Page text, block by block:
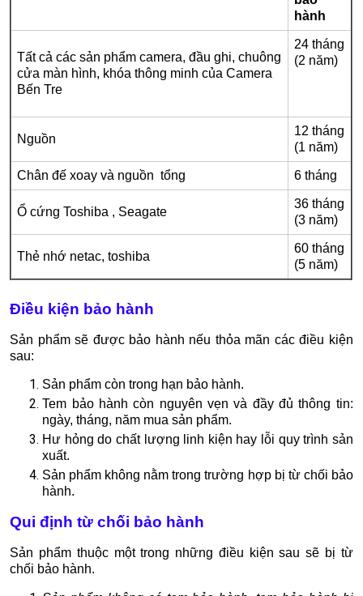
hành
Tất cả các sản phẩm camera, đầu ghi, chuông
cửa màn hình, khóa thông minh của Camera
Bến Tre
24 tháng
(2 năm)
Nguồn
12 tháng
(1 năm)
Chân đế xoay và nguồn tổng 6 tháng
Ổ cứng Toshiba , Seagate
36 tháng
(3 năm)
Thẻ nhớ netac, toshiba
60 tháng
(5 năm)
Điều kiện bảo hành
Sản phẩm sẽ được bảo hành nếu thỏa mãn các điều kiện
sau:
Sản phẩm còn trong hạn bảo hành.
Tem bảo hành còn nguyên vẹn và đầy đủ thông tin:
ngày, tháng, năm mua sản phẩm.
Hư hỏng do chất lượng linh kiện hay lỗi quy trình sản
xuất.
Sản phẩm không nằm trong trường hợp bị từ chối bảo
hành.
Qui định từ chối bảo hành
Sản phẩm thuộc một trong những điều kiện sau sẽ bị từ
chối bảo hành.